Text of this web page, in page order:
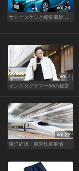
Vol.24
サトータケシと編集部員 船山の"CAR GENTSへの道"
Vol.7
インスタグラマー50の秘密
Vol.22
東洋経済・東京鉄道事情